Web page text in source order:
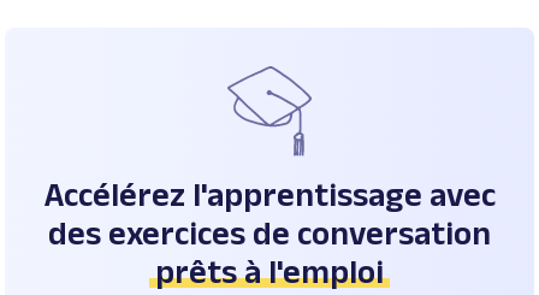
Accélérez l'apprentissage avec
des exercices de conversation
prêts à l'emploi